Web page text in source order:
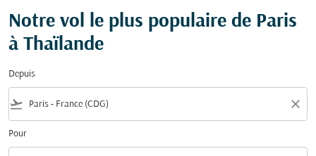
Notre vol le plus populaire de Paris
à Thaïlande
Depuis
flight_takeoff close
Pour